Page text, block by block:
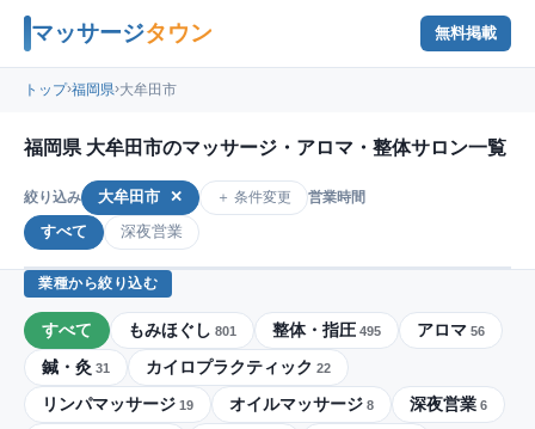
マッサージタウン 無料掲載
トップ›福岡県›大牟田市
福岡県 大牟田市のマッサージ・アロマ・整体サロン一覧
絞り込み 大牟田市 ✕ ＋ 条件変更 営業時間
すべて 深夜営業
業種から絞り込む
すべて もみほぐし 801 整体・指圧 495 アロマ 56
鍼・灸 31 カイロプラクティック 22
リンパマッサージ 19 オイルマッサージ 8 深夜営業 6